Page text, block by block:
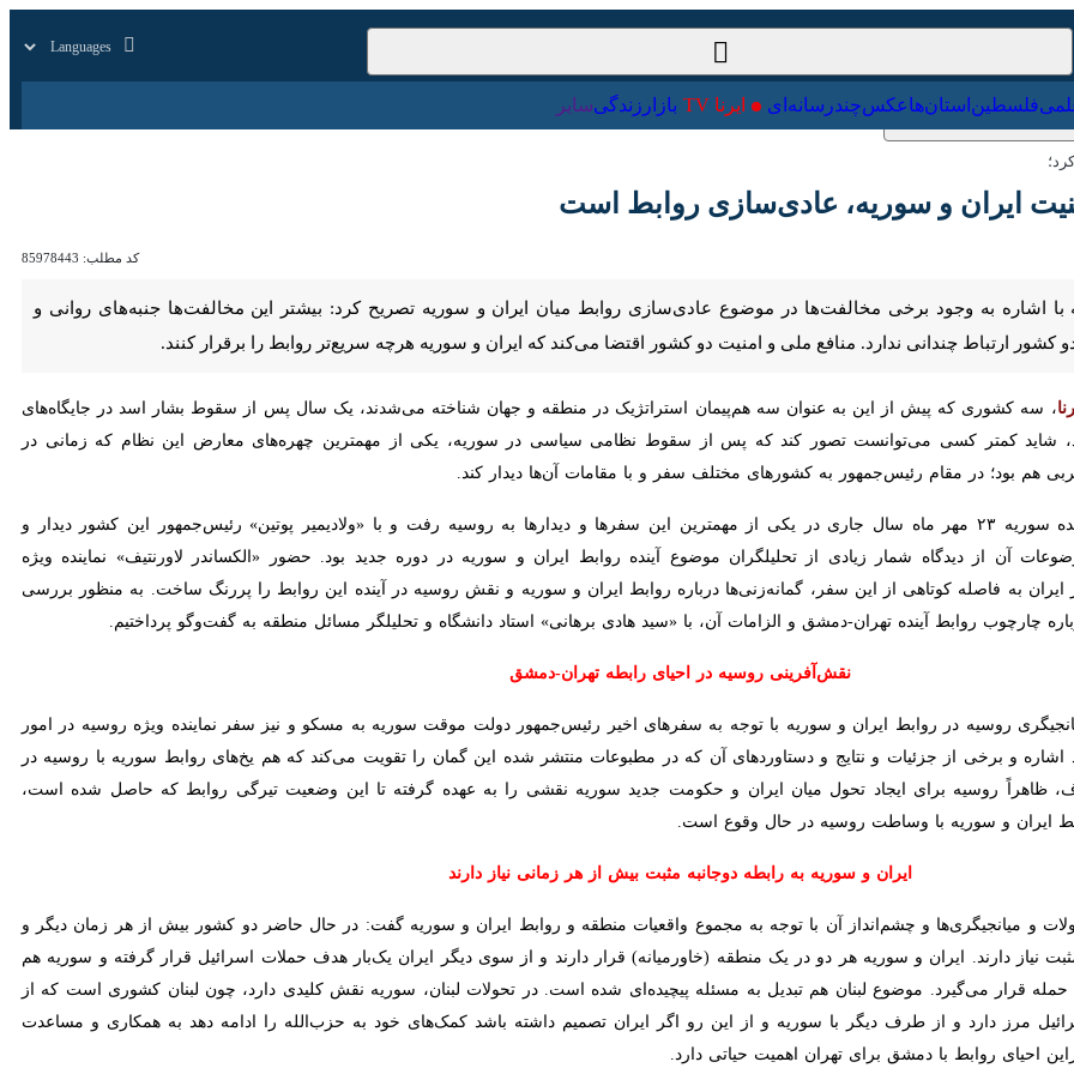
علمی فلسطین استان‌ها عکس چندرسانه‌ای ایرنا TV
ایران و سوریه، عادی‌سازی روابط است
کد مطلب: 85978443